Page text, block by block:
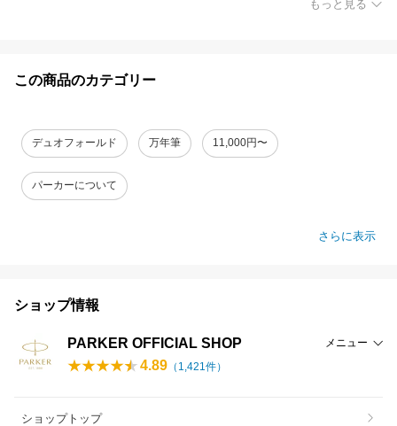
もっと見る
この商品のカテゴリー
デュオフォールド 万年筆 11,000円〜
パーカーについて
さらに表示
ショップ情報
PARKER OFFICIAL SHOP メニュー
4.89 （ 1,421 件）
ショップトップ